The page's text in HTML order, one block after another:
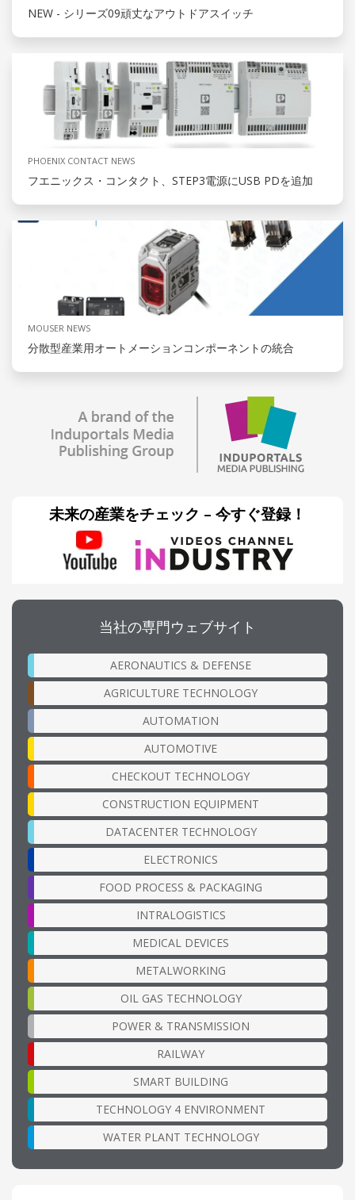
NEW - シリーズ09頑丈なアウトドアスイッチ
PHOENIX CONTACT NEWS
フエニックス・コンタクト、STEP3電源にUSB PDを追加
MOUSER NEWS
分散型産業用オートメーションコンポーネントの統合
未来の産業をチェック – 今すぐ登録！
当社の専門ウェブサイト
AERONAUTICS & DEFENSE
AGRICULTURE TECHNOLOGY
AUTOMATION
AUTOMOTIVE
CHECKOUT TECHNOLOGY
CONSTRUCTION EQUIPMENT
DATACENTER TECHNOLOGY
ELECTRONICS
FOOD PROCESS & PACKAGING
INTRALOGISTICS
MEDICAL DEVICES
METALWORKING
OIL GAS TECHNOLOGY
POWER & TRANSMISSION
RAILWAY
SMART BUILDING
TECHNOLOGY 4 ENVIRONMENT
WATER PLANT TECHNOLOGY